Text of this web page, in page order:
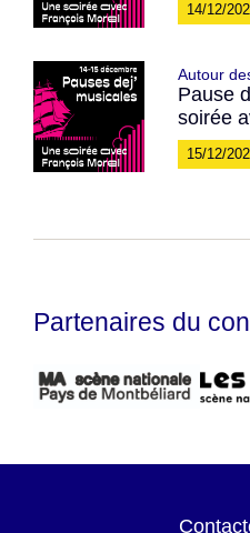
14/12/
Autour
Pause
soirée
15/12/
Partenaires du